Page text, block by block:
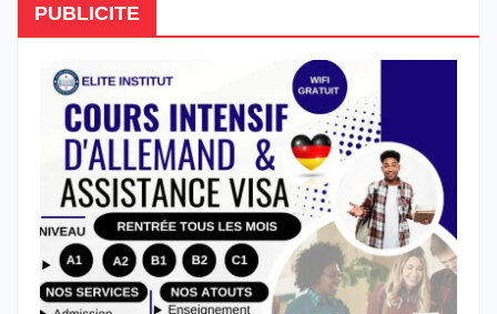
PUBLICITE